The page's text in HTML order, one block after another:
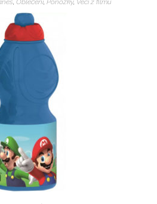
, Oblečení, Ponožky, Veci z filmu